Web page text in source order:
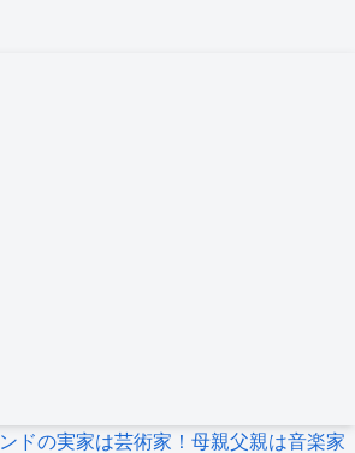
ドの実家は芸術家！母親父親は音楽家